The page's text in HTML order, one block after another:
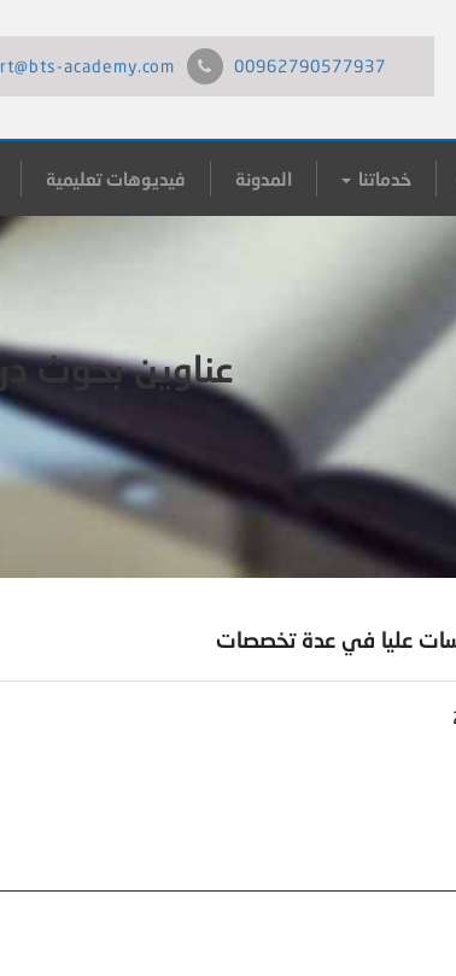
00962790577937
academy.com
خدماتنا المدونة فيديوهات تعليمية
عناوين بحوث
عليا في عدة تخصصات